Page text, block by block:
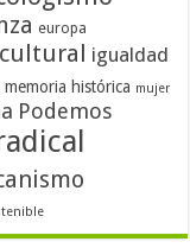
europa
igualdad
memoria histórica mujer
Podemos